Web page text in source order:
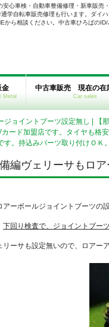
心車検・自動車整備修理・新車販
学自転車販売修理も行います。ダイ
ら相談ください。中古車ひろばのID/
金
Metal
中古車販売 現在の在
Car sales
ジョイントブーツ設定無し | 【
ード加盟店です。タイヤも
。持込みパーツ取り付けＯＫ。
編ヴェリーサもロ
アーボールジョイントブーツの
下回り検査で、ジョイントブー
リーサも設定無いので、ロアー